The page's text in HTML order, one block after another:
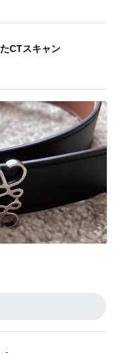
CTスキャン